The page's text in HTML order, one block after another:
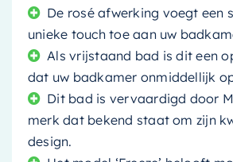
De rosé afwerking voegt een
unieke touch toe aan uw
Als vrijstaand bad is dit een
dat uw badkamer onmiddellijk
Dit bad is vervaardigd door
merk dat bekend staat om zijn
design.